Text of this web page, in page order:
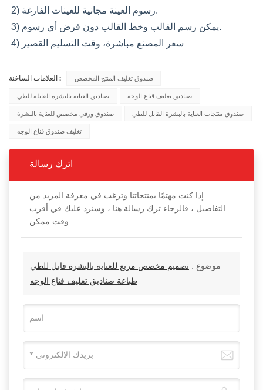
2) رسوم العينة مجانية للعينات الفارغة.
3) يمكن رسم القالب وخط القالب دون فرض أي رسوم.
4) سعر المصنع مباشرة، وقت التسليم القصير
العلامات الساخنة : صندوق تغليف المنتج المخصص
صناديق العناية بالبشرة القابلة للطي صناديق تغليف قناع الوجه
صندوق ورقي مخصص للعناية بالبشرة صندوق منتجات العناية بالبشرة القابل للطي
تغليف صندوق قناع الوجه
اترك رسالة
إذا كنت مهتمًا بمنتجاتنا وترغب في معرفة المزيد من
التفاصيل ، فالرجاء ترك رسالة هنا ، وسنرد عليك في أقرب
موضوع : تصميم مخصص مربع للعناية بالبشرة قابل للطي
طباعة صناديق تغليف قناع الوجه